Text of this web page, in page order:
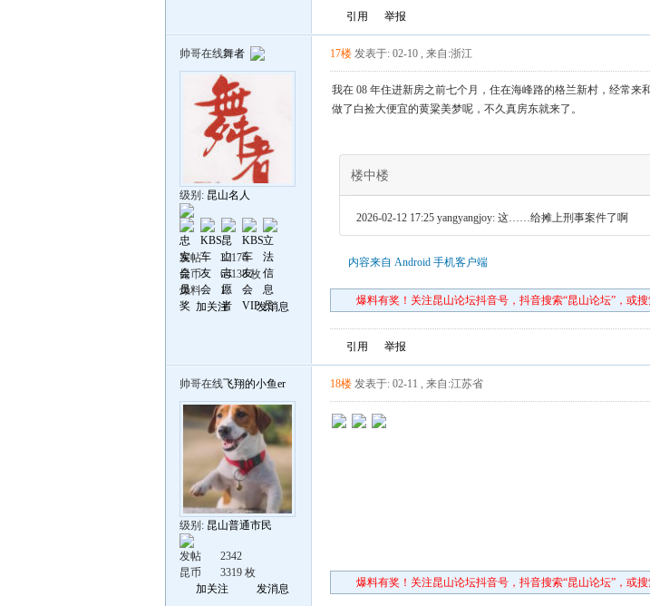
引用 举报
帅哥在线舞者
级别: 昆山名人
发帖
37176
昆币
64138 枚
爆料
1
加关注
发消息
17楼 发表于: 02-10 , 来自:浙江
我在 08 年住进新房之前七个月，住在海峰路的格兰新村，经常
做了白捡大便宜的黄粱美梦呢，不久真房东就来了。
楼中楼
2026-02-12 17:25 yangyangjoy: 这……给摊上刑事案件了啊
内容来自 Android 手机客户端
爆料有奖！关注昆山论坛抖音号，抖音搜索“昆山论坛”，或
引用 举报
帅哥在线飞翔的小鱼er
级别: 昆山普通市民
发帖
2342
昆币
3319 枚
加关注
发消息
18楼 发表于: 02-11 , 来自:江苏省
爆料有奖！关注昆山论坛抖音号，抖音搜索“昆山论坛”，或